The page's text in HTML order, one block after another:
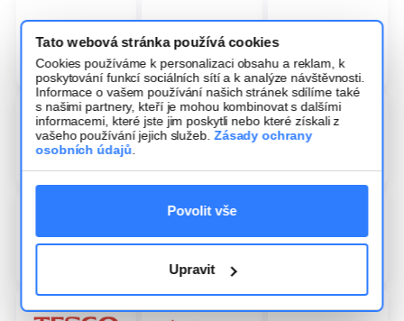
Tato webová stránka používá cookies
Cookies používáme k personalizaci obsahu a reklam, k
poskytování funkcí sociálních sítí a k analýze návštěvnosti.
Informace o vašem používání našich stránek sdílíme také
s našimi partnery, kteří je mohou kombinovat s dalšími
informacemi, které jste jim poskytli nebo které získali z
vašeho používání jejich služeb.Zásady ochrany
osobních údajů
Povolit vše
Upravit